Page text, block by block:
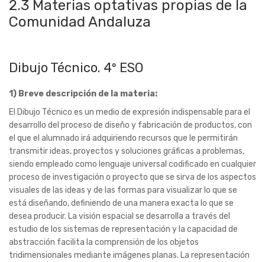
El Dibujo Técnico es un medio de expresión indispensable para el
desarrollo del proceso de diseño y fabricación de productos, con
el que el alumnado irá adquiriendo recursos que le permitirán
proceso de investigación o proyecto que se sirva de los aspectos
está diseñando, definiendo de una manera exacta lo que se
desea producir. La visión espacial se desarrolla a través del
estudio de los sistemas de representación y la capacidad de
abstracción facilita la comprensión de los objetos
tridimensionales mediante imágenes planas. La representación
gráfica de espacios o productos es abordada de manera
sistemática elaborando documentos técnicos normalizados que
pueden implicar proyectos de diseño gráfico, arquitectónico o
industrial.
2) Motivaciones para cursarla:
Materia que desarrolla destrezas en el manejo de cantidades,
cálculos, mediciones, tamaños y proporciones; en cuanto al